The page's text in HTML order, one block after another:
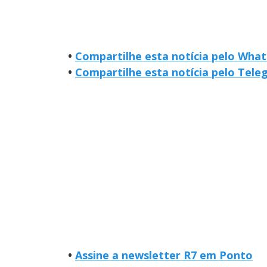
• Compartilhe esta notícia pelo
• Compartilhe esta notícia pelo
• Assine a newsletter R7 em Ponto